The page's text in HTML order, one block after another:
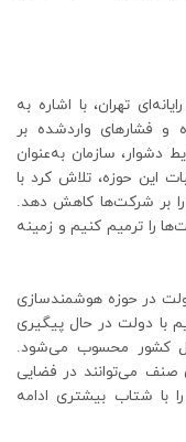
تهران، با اشاره به
این سازمان در دوران جنگ ۱۲ روزه و فشارهای واردشده بر
دشوار، سازمان به‌عنوان
این حوزه، تلاش کرد با
را بر شرکت‌ها کاهش دهد.
را ترمیم کنیم و زمینه
در حوزه هوشمندسازی
با دولت در حال پیگیری
کشور محسوب می‌شود.
صنف می‌توانند در فضایی
با شتاب بیشتری ادامه